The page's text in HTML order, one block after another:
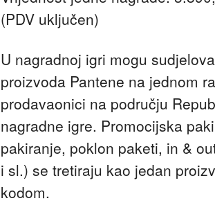
(PDV uključen)
U nagradnoj igri mogu
proizvoda Pantene na jednom
prodavaonici na području
nagradne igre. Promocijska
pakiranje, poklon paketi, in &
i sl.) se tretiraju kao jedan
kodom.